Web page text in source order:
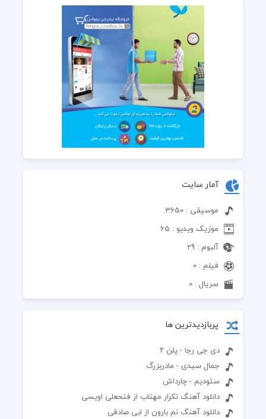
آمار سایت
موسیقی : 3650
موزیک ویدیو : 65
آلبوم : 29
فیلم : 0
سریال : 0
پربازدیدترین ها
دی جی رجا - پلن ۲
جمال سیدی - مادربزرگ
سئودیم - چارداش
دانلود آهنگ تکرار مهتاب از فتحعلی اویسی
دانلود آهنگ نم بارون از ابی صادقی